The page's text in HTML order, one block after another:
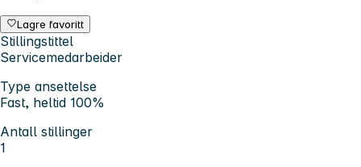
Lagre favoritt
Stillingstittel
Servicemedarbeider
Type ansettelse
Fast, heltid 100%
Antall stillinger
1